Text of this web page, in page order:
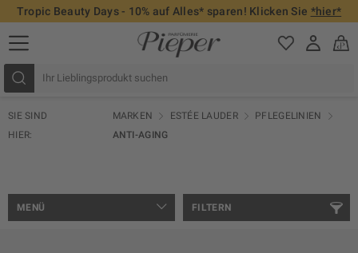
Tropic Beauty Days - 10% auf Alles* sparen! Klicken Sie *hier*
SIE SIND
HIER:
MARKEN ESTÉE LAUDER
PFLEGELINIEN
ANTI-AGING
FILTERN
MENÜ